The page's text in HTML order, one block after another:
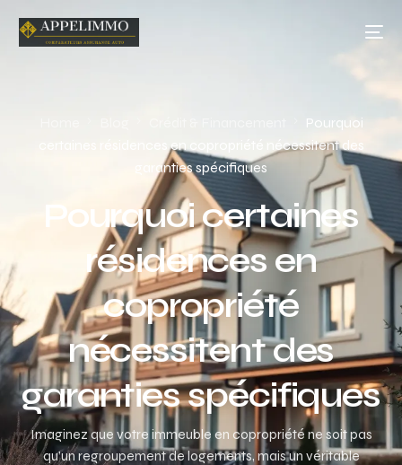
Pourquoi
certaines résidences en copropriété nécessitent des
garanties spécifiques
Pourquoi certaines
résidences en
copropriété
nécessitent des
garanties spécifiques
Imaginez que votre immeuble en copropriété ne soit pas
qu’un regroupement de logements, mais un véritable